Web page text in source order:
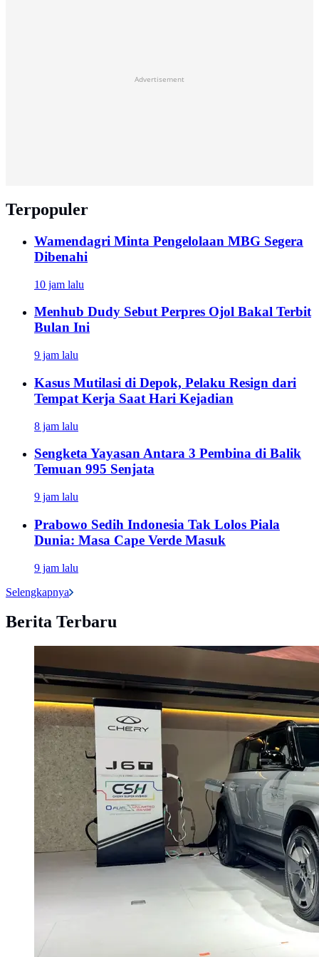
Advertisement
Terpopuler
Wamendagri Minta Pengelolaan MBG Segera
Dibenahi
10 jam lalu
Menhub Dudy Sebut Perpres Ojol Bakal Terbit
Bulan Ini
9 jam lalu
Kasus Mutilasi di Depok, Pelaku Resign dari
Tempat Kerja Saat Hari Kejadian
8 jam lalu
Sengketa Yayasan Antara 3 Pembina di Balik
Temuan 995 Senjata
9 jam lalu
Prabowo Sedih Indonesia Tak Lolos Piala
Dunia: Masa Cape Verde Masuk
9 jam lalu
Selengkapnya
Berita Terbaru